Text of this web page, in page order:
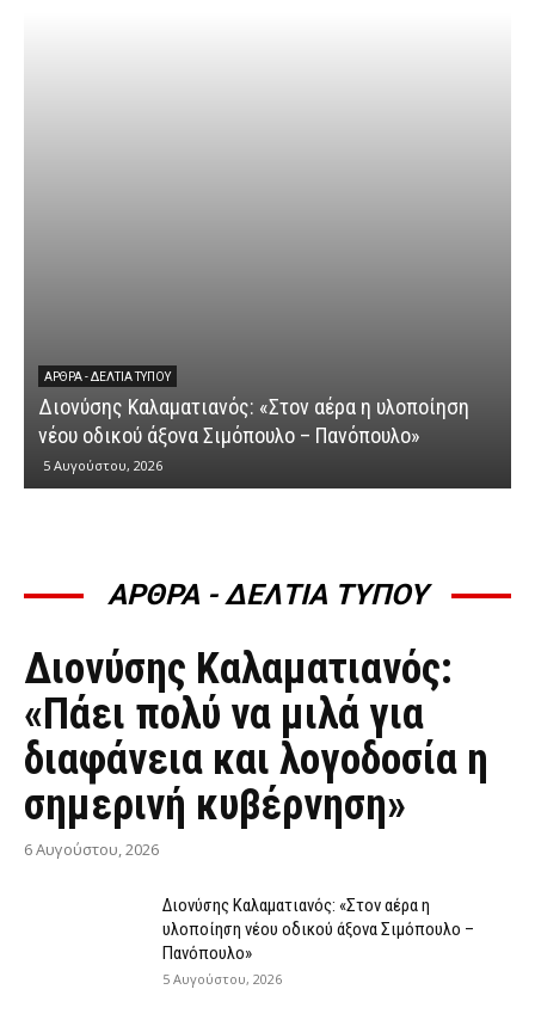
ΆΡΘΡΑ - ΔΕΛΤΊΑ ΤΎΠΟΥ
Διονύσης Καλαματιανός: «Στον αέρα η υλοποίηση
νέου οδικού άξονα Σιμόπουλο – Πανόπουλο»
5 Αυγούστου, 2026
ΑΡΘΡΑ - ΔΕΛΤΙΑ ΤΥΠΟΥ
ΆΡΘΡΑ - ΔΕΛΤΊΑ ΤΎΠΟΥ
Διονύσης Καλαματιανός:
«Πάει πολύ να μιλά για
διαφάνεια και λογοδοσία η
σημερινή κυβέρνηση»
6 Αυγούστου, 2026
Διονύσης Καλαματιανός: «Στον αέρα η
υλοποίηση νέου οδικού άξονα Σιμόπουλο –
Πανόπουλο»
5 Αυγούστου, 2026